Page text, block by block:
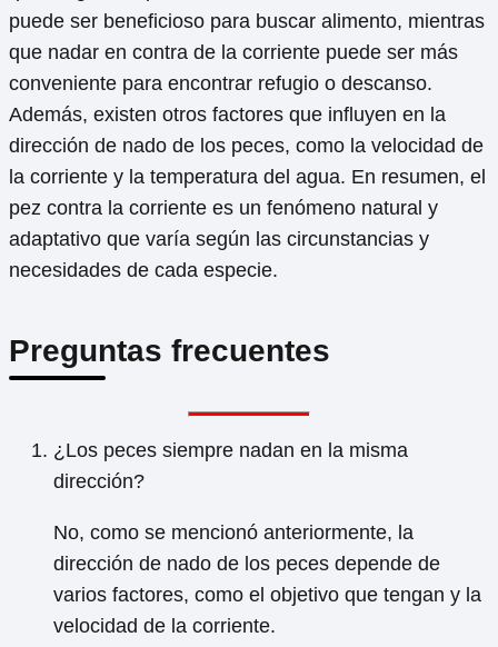
puede ser beneficioso para buscar alimento, mientras
que nadar en contra de la corriente puede ser más
conveniente para encontrar refugio o descanso.
Además, existen otros factores que influyen en la
dirección de nado de los peces, como la velocidad de
la corriente y la temperatura del agua. En resumen, el
pez contra la corriente es un fenómeno natural y
adaptativo que varía según las circunstancias y
necesidades de cada especie.
Preguntas frecuentes
¿Los peces siempre nadan en la misma
dirección?
No, como se mencionó anteriormente, la
dirección de nado de los peces depende de
varios factores, como el objetivo que tengan y la
velocidad de la corriente.